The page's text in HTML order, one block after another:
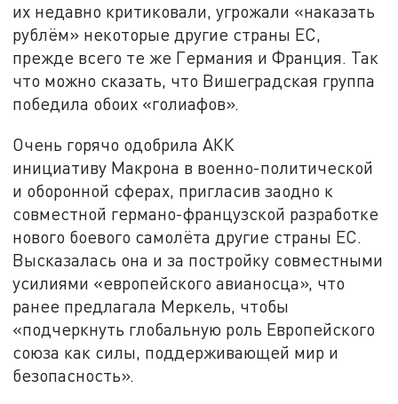
их недавно критиковали, угрожали «наказать
рублём» некоторые другие страны ЕС,
прежде всего те же Германия и Франция. Так
что можно сказать, что Вишеградская группа
победила обоих «голиафов».
Очень горячо одобрила АКК
инициативу Макрона в военно-политической
и оборонной сферах, пригласив заодно к
совместной германо-французской разработке
нового боевого самолёта другие страны ЕС.
Высказалась она и за постройку совместными
усилиями «европейского авианосца», что
ранее предлагала Меркель, чтобы
«подчеркнуть глобальную роль Европейского
союза как силы, поддерживающей мир и
безопасность».